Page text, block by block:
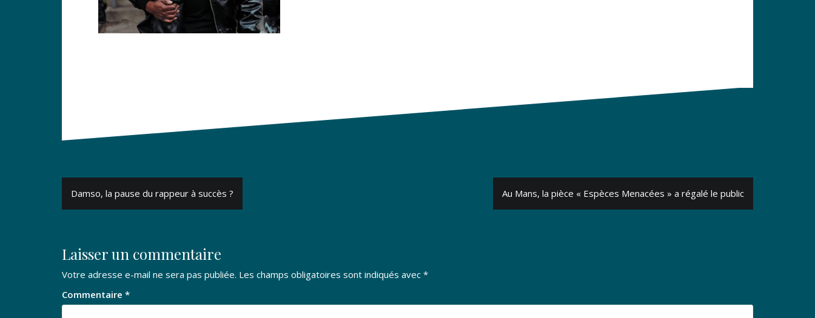
Navigation
de
Damso, la pause du rappeur à succès ? Au Mans, la pièce « Espèces Menacées » a régalé le public
Laisser un commentaire
Votre adresse e-mail ne sera pas publiée. Les champs obligatoires sont indiqués avec *
Commentaire *